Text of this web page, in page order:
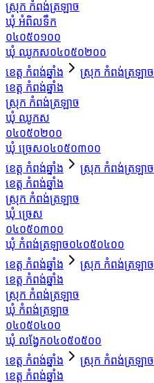
ស្រុក កំពង់ត្រឡាច
ឃុំ អំពិលទឹក
០៤០៥០១០០
ឃុំ ឈូកស០៤០៥០២០០
ខេត្ត កំពង់ឆ្នាំង
ស្រុក កំពង់ត្រឡាច
ខេត្ត កំពង់ឆ្នាំង
ស្រុក កំពង់ត្រឡាច
ឃុំ ឈូកស
០៤០៥០២០០
ឃុំ ច្រេស០៤០៥០៣០០
ខេត្ត កំពង់ឆ្នាំង
ស្រុក កំពង់ត្រឡាច
ខេត្ត កំពង់ឆ្នាំង
ស្រុក កំពង់ត្រឡាច
ឃុំ ច្រេស
០៤០៥០៣០០
ឃុំ កំពង់ត្រឡាច០៤០៥០៤០០
ខេត្ត កំពង់ឆ្នាំង
ស្រុក កំពង់ត្រឡាច
ខេត្ត កំពង់ឆ្នាំង
ស្រុក កំពង់ត្រឡាច
ឃុំ កំពង់ត្រឡាច
០៤០៥០៤០០
ឃុំ លង្វែក០៤០៥០៥០០
ខេត្ត កំពង់ឆ្នាំង
ស្រុក កំពង់ត្រឡាច
ខេត្ត កំពង់ឆ្នាំង